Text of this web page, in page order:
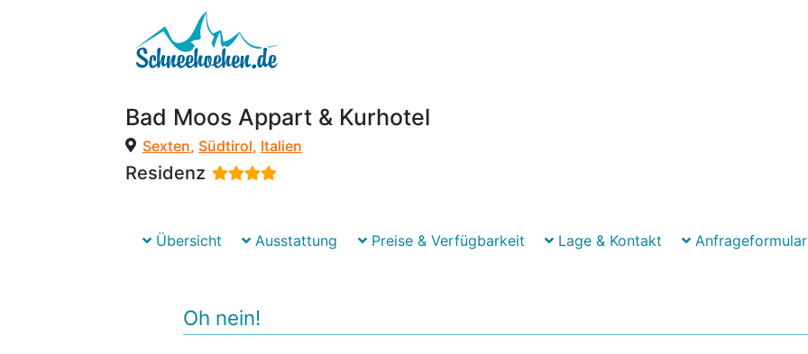
Bad Moos Appart & Kurhotel
Sexten, Südtirol, Italien
Residenz
Übersicht Ausstattung Preise & Verfügbarkeit Lage & Kontakt Anfrageformular
Oh nein!